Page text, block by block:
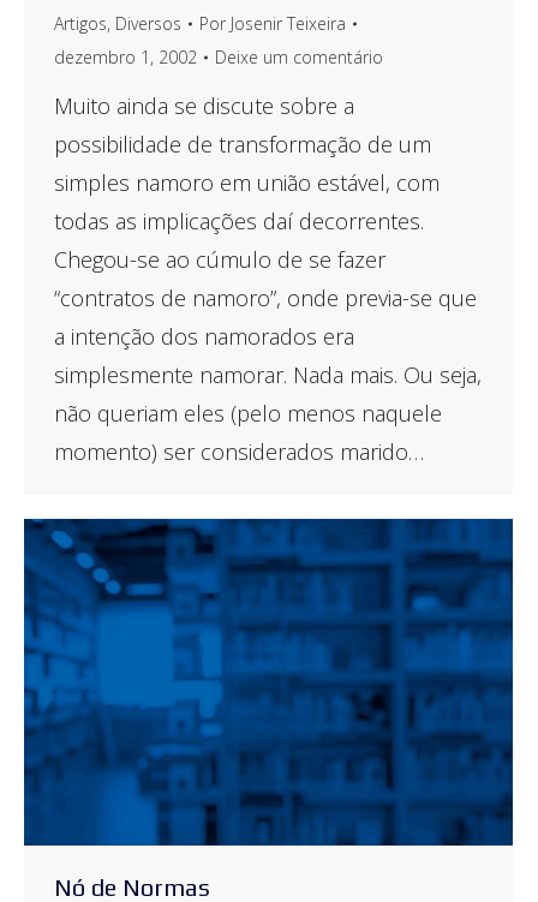
Artigos, Diversos Por Josenir Teixeira
dezembro 1, 2002
Deixe um comentário
Muito ainda se discute sobre a
possibilidade de transformação de um
simples namoro em união estável, com
todas as implicações daí decorrentes.
Chegou-se ao cúmulo de se fazer
“contratos de namoro”, onde previa-se que
a intenção dos namorados era
simplesmente namorar. Nada mais. Ou seja,
não queriam eles (pelo menos naquele
momento) ser considerados marido…
Nó de Normas